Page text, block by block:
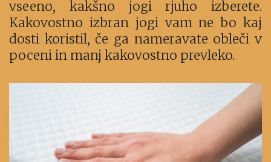
vseeno, kakšno jogi rjuho izberete.
Kakovostno izbran jogi vam ne bo kaj
dosti koristil, če ga nameravate obleči v
poceni in manj kakovostno prevleko.